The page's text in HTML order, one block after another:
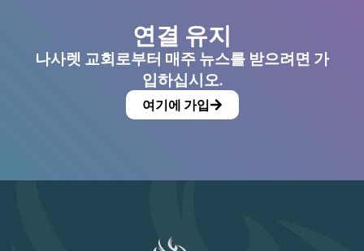
연결 유지
나사렛 교회로부터 매주 뉴스를 받으려면 가
입하십시오.
여기에 가입